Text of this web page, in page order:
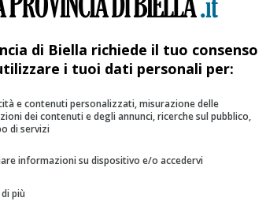
La giovane piemontese è morta a 27 anni
di Biella richiede il tuo consenso
i tuoi dati personali per:
e contenuti personalizzati, misurazione delle
dei contenuti e degli annunci, ricerche sul pubblico,
di servizi
informazioni su dispositivo e/o accedervi
più